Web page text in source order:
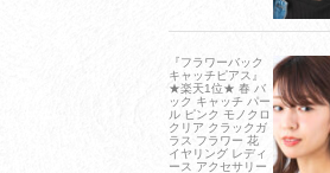
『フラワーバック
キャッチピアス』
★楽天1位★ 春 バ
ック キャッチ パー
ル ピンク モノクロ
クリア クラックガ
ラス フラワー 花
イヤリング レディ
ース アクセサリー